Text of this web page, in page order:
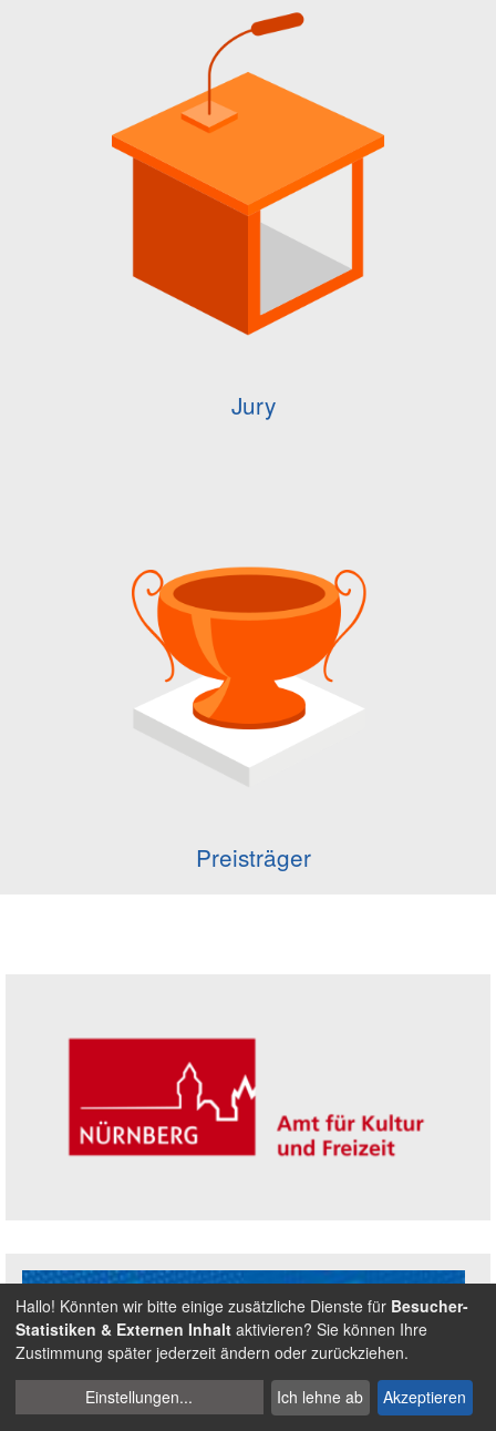
Jury
Preisträger
Cookies
verwalten
Hallo! Könnten wir bitte einige zusätzliche Dienste für Besucher-
Statistiken & Externen Inhalt aktivieren? Sie können Ihre
Zustimmung später jederzeit ändern oder zurückziehen.
Einstellungen... Ich lehne ab Akzeptieren